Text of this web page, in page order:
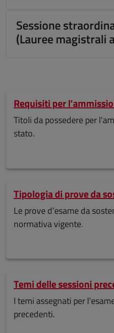
Sessione
(Lauree magistrali
Requisiti per
Titoli da possedere per
stato.
Tipologia di prove da
Le prove d’esame da
normativa vigente.
Temi delle sessioni
I temi assegnati per
precedenti.